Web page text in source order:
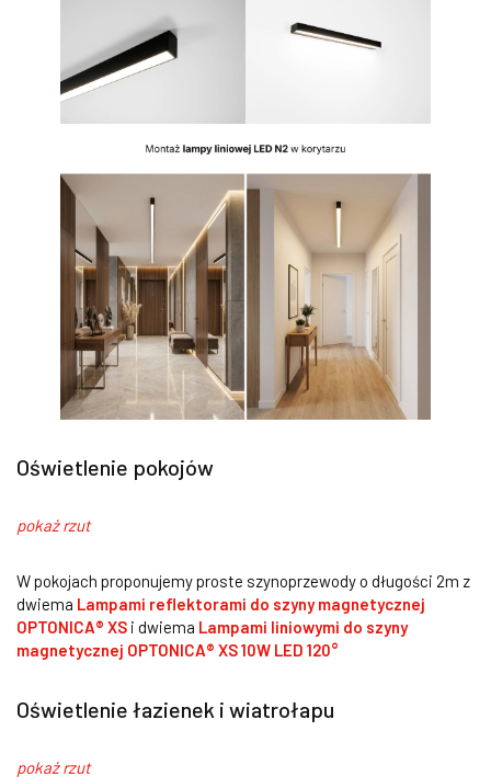
Oświetlenie pokojów
pokaż rzut
W pokojach proponujemy proste szynoprzewody o długości 2m z
dwiema Lampami reflektorami do szyny magnetycznej
OPTONICA® XS i dwiema Lampami liniowymi do szyny
magnetycznej OPTONICA® XS 10W LED 120°
Oświetlenie łazienek i wiatrołapu
pokaż rzut